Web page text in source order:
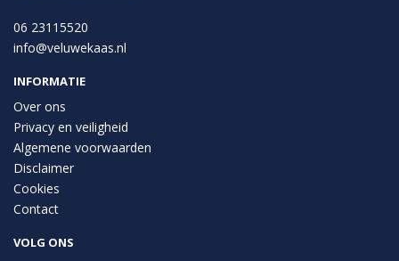
06 23115520
info@veluwekaas.nl
INFORMATIE
Over ons
Privacy en veiligheid
Algemene voorwaarden
Disclaimer
Cookies
Contact
VOLG ONS